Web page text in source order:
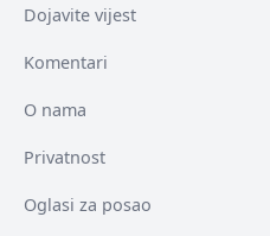
Dojavite vijest
Komentari
O nama
Privatnost
Oglasi za posao